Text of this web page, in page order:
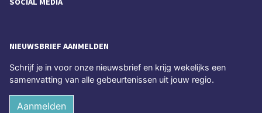
NIEUWSBRIEF AANMELDEN
Schrijf je in voor onze nieuwsbrief en krijg wekelijks een
samenvatting van alle gebeurtenissen uit jouw regio.
Aanmelden